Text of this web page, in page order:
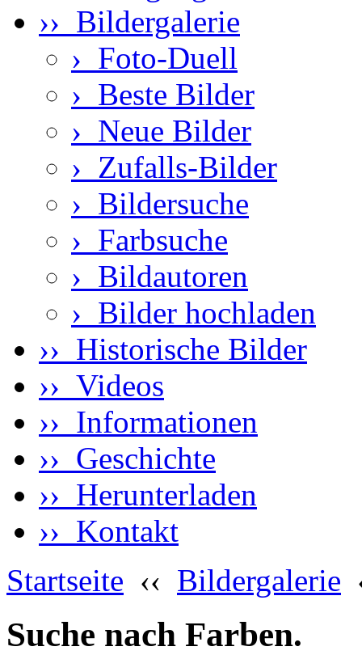
›› Bildergalerie
› Foto-Duell
› Beste Bilder
› Neue Bilder
› Zufalls-Bilder
› Bildersuche
› Farbsuche
› Bildautoren
› Bilder hochladen
›› Historische Bilder
›› Videos
›› Informationen
›› Geschichte
›› Herunterladen
›› Kontakt
Startseite ‹‹ Bildergalerie
Suche nach Farben.